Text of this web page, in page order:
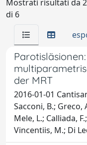
Mostrati risultati da
di 6
der MRT
2016-01-01
Sacconi, B.; Greco,
Mele, L.; Calliada,
Vincentiis, M.; Di